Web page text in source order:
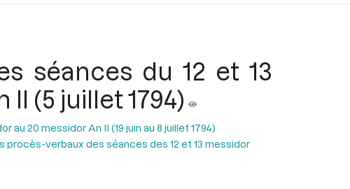
séances du 12 et 13
(5 juillet 1794)
au 20 messidor An II (19 juin au 8 juillet 1794)
procès-verbaux des séances des 12 et 13 messidor